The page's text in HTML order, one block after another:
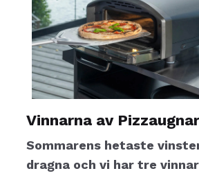
Vinnarna av
Sommarens hetaste
dragna och vi har tre